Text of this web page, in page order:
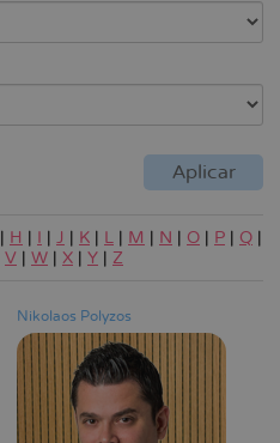
| H | I | J | K | L | M | N | O | P | Q |
V | W | X | Y | Z
Nikolaos Polyzos